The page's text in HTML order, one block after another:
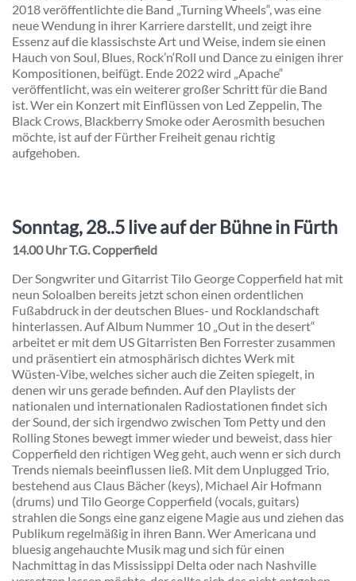
2018 veröffentlichte die Band „Turning Wheels“, was eine
neue Wendung in ihrer Karriere darstellt, und zeigt ihre
Essenz auf die klassischste Art und Weise, indem sie einen
Hauch von Soul, Blues, Rock’n‘Roll und Dance zu einigen ihrer
Kompositionen, beifügt. Ende 2022 wird „Apache“
veröffentlicht, was ein weiterer großer Schritt für die Band
ist. Wer ein Konzert mit Einflüssen von Led Zeppelin, The
Black Crows, Blackberry Smoke oder Aerosmith besuchen
möchte, ist auf der Fürther Freiheit genau richtig
aufgehoben.
Sonntag, 28..5 live auf der Bühne in Fürth
14.00 Uhr T.G. Copperfield
Der Songwriter und Gitarrist Tilo George Copperfield hat mit
neun Soloalben bereits jetzt schon einen ordentlichen
Fußabdruck in der deutschen Blues- und Rocklandschaft
hinterlassen. Auf Album Nummer 10 „Out in the desert“
arbeitet er mit dem US Gitarristen Ben Forrester zusammen
und präsentiert ein atmosphärisch dichtes Werk mit
Wüsten-Vibe, welches sicher auch die Zeiten spiegelt, in
denen wir uns gerade befinden. Auf den Playlists der
nationalen und internationalen Radiostationen findet sich
der Sound, der sich irgendwo zwischen Tom Petty und den
Rolling Stones bewegt immer wieder und beweist, dass hier
Copperfield den richtigen Weg geht, auch wenn er sich durch
Trends niemals beeinflussen ließ. Mit dem Unplugged Trio,
bestehend aus Claus Bächer (keys), Michael Air Hofmann
(drums) und Tilo George Copperfield (vocals, guitars)
strahlen die Songs eine ganz eigene Magie aus und ziehen das
Publikum regelmäßig in ihren Bann. Wer Americana und
bluesig angehauchte Musik mag und sich für einen
Nachmittag in das Mississippi Delta oder nach Nashville